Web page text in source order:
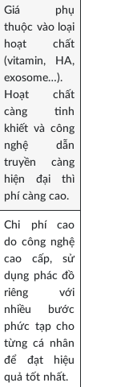
Giá phụ
thuộc vào loại
hoạt chất
(vitamin, HA,
exosome…).
Hoạt chất
càng tinh
khiết và công
nghệ dẫn
truyền càng
hiện đại thì
phí càng cao.
Chi phí cao
do công nghệ
cao cấp, sử
dụng phác đồ
riêng với
nhiều bước
phức tạp cho
từng cá nhân
để đạt hiệu
quả tốt nhất.